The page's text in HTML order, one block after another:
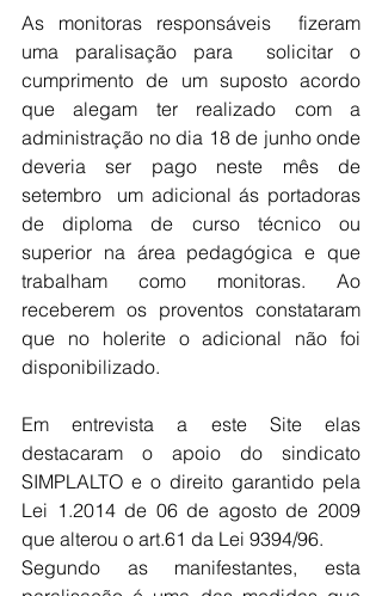
As monitoras responsáveis  fizeram
uma paralisação para  solicitar o
cumprimento de um suposto acordo
que alegam ter realizado com a
administração no dia 18 de junho onde
deveria ser pago neste mês de
setembro  um adicional ás portadoras
de diploma de curso técnico ou
superior na área pedagógica e que
trabalham como monitoras. Ao
receberem os proventos constataram
que no holerite o adicional não foi
disponibilizado.
Em entrevista a este Site elas
destacaram o apoio do sindicato
SIMPLALTO e o direito garantido pela
Lei 1.2014 de 06 de agosto de 2009
que alterou o art.61 da Lei 9394/96.
Segundo as manifestantes, esta